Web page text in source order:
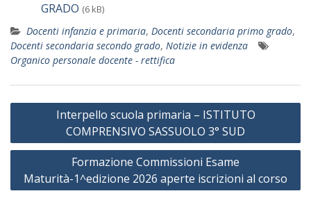
GRADO (6 kB)
Docenti infanzia e primaria, Docenti secondaria primo grado,
Docenti secondaria secondo grado, Notizie in evidenza
Organico personale docente - rettifica
Navigazione
Interpello scuola primaria – ISTITUTO
COMPRENSIVO SASSUOLO 3° SUD
Formazione Commissioni Esame
Maturità-1^edizione 2026 aperte iscrizioni al corso